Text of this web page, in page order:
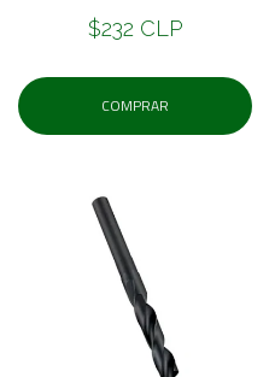
$232 CLP
COMPRAR